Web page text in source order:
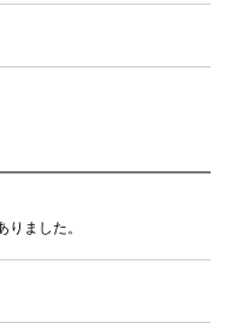
りました。